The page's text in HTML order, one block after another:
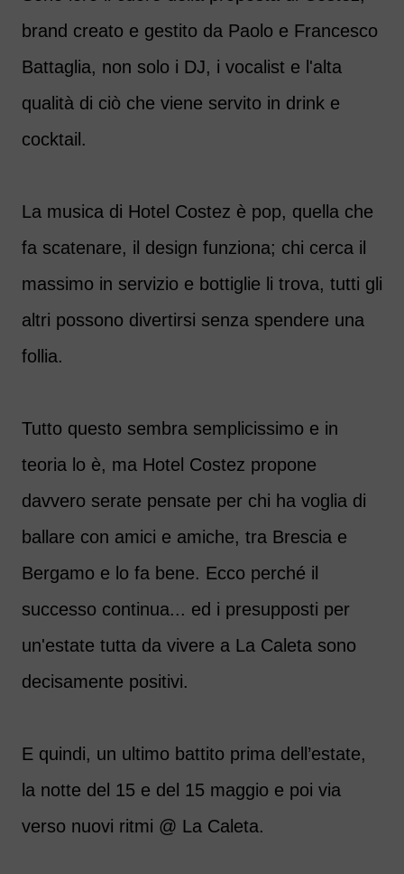
brand creato e gestito da Paolo e Francesco
Battaglia, non solo i DJ, i vocalist e l'alta
qualità di ciò che viene servito in drink e
cocktail.
La musica di Hotel Costez è pop, quella che
fa scatenare, il design funziona; chi cerca il
massimo in servizio e bottiglie li trova, tutti gli
altri possono divertirsi senza spendere una
follia.
Tutto questo sembra semplicissimo e in
teoria lo è, ma Hotel Costez propone
davvero serate pensate per chi ha voglia di
ballare con amici e amiche, tra Brescia e
Bergamo e lo fa bene. Ecco perché il
successo continua... ed i presupposti per
un'estate tutta da vivere a La Caleta sono
decisamente positivi.
E quindi, un ultimo battito prima dell’estate,
la notte del 15 e del 15 maggio e poi via
verso nuovi ritmi @ La Caleta.